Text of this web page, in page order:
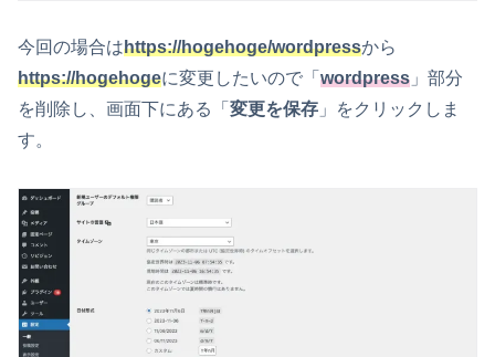
今回の場合はhttps://hogehoge/wordpressから
https://hogehogeに変更したいので「 wordpress 」部分
を削除し、画面下にある「 変更を保存 」をクリックしま
す。